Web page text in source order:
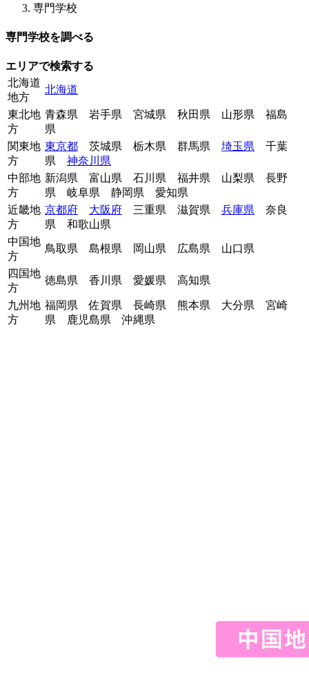
専門学校
専門学校を調べる
エリアで検索する
北海道
地方
北海道
東北地
方
青森県 岩手県 宮城県 秋田県 山形県
福島
県
関東地
方
東京都 茨城県 栃木県 群馬県 埼玉県
千葉
県
神奈川県
中部地
方
新潟県 富山県 石川県 福井県 山梨県
長野
県
岐阜県 静岡県
愛知県
近畿地
方
京都府 大阪府 三重県 滋賀県 兵庫県
奈良
県
和歌山県
中国地
方
鳥取県 島根県 岡山県 広島県 山口県
四国地
方
徳島県 香川県 愛媛県 高知県
九州地
方
福岡県 佐賀県 長崎県 熊本県 大分県
宮崎
県
鹿児島県 沖縄県